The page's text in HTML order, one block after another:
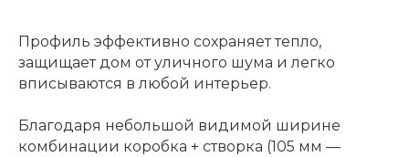
Профиль эффективно сохраняет тепло,
защищает дом от уличного шума и легко
вписываются в любой интерьер.
Благодаря небольшой видимой ширине
комбинации коробка + створка (105 мм —